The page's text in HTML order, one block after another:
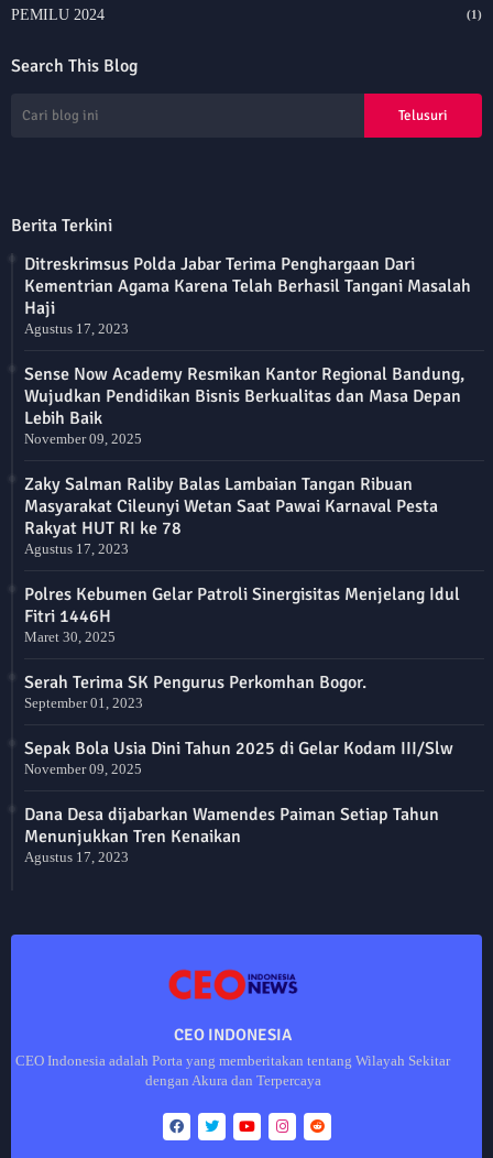
PEMILU 2024 (1)
Search This Blog
Berita Terkini
Ditreskrimsus Polda Jabar Terima Penghargaan Dari
Kementrian Agama Karena Telah Berhasil Tangani Masalah
Haji
Agustus 17, 2023
Sense Now Academy Resmikan Kantor Regional Bandung,
Wujudkan Pendidikan Bisnis Berkualitas dan Masa Depan
Lebih Baik
November 09, 2025
Zaky Salman Raliby Balas Lambaian Tangan Ribuan
Masyarakat Cileunyi Wetan Saat Pawai Karnaval Pesta
Rakyat HUT RI ke 78
Agustus 17, 2023
Polres Kebumen Gelar Patroli Sinergisitas Menjelang Idul
Fitri 1446H
Maret 30, 2025
Serah Terima SK Pengurus Perkomhan Bogor.
September 01, 2023
Sepak Bola Usia Dini Tahun 2025 di Gelar Kodam III/Slw
November 09, 2025
Dana Desa dijabarkan Wamendes Paiman Setiap Tahun
Menunjukkan Tren Kenaikan
Agustus 17, 2023
CEO INDONESIA
CEO Indonesia adalah Porta yang memberitakan tentang Wilayah Sekitar
dengan Akura dan Terpercaya